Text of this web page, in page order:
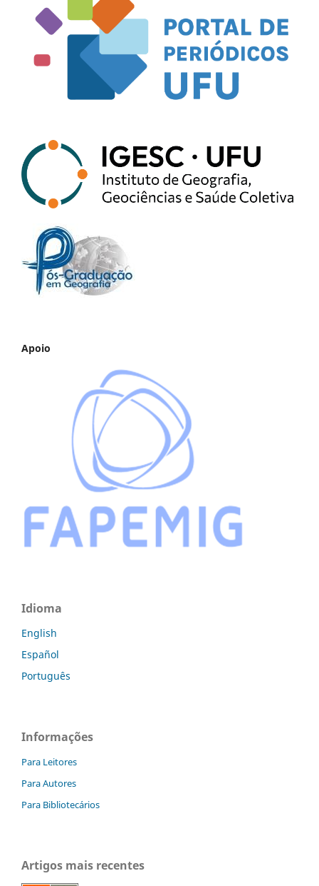
Apoio
Idioma
English
Español
Português
Informações
Para Leitores
Para Autores
Para Bibliotecários
Artigos mais recentes